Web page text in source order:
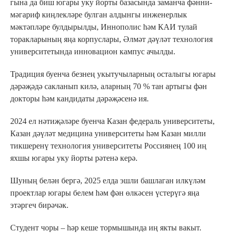
гына да биш югары уку йорты базасында заманча фәнни-
мәгариф киңлекләре булган алдынгы инженерлык
мәктәпләре булдырылды, Иннополис һәм КАИ тулай
торакларының яңа корпуслары, Әлмәт дәүләт технология
университетында инновацион кампус ачылды.
Традиция буенча безнең укытучыларның осталыгы югары
дәрәҗәдә сакланып килә, аларның 70 % тан артыгы фән
докторы һәм кандидаты дәрәҗәсенә ия.
2024 ел нәтиҗәләре буенча Казан федераль университеты,
Казан дәүләт медицина университеты һәм Казан милли
тикшеренү технология университеты Россиянең 100 иң
яхшы югары уку йорты рәтенә керә.
Шуның белән бергә, 2025 елда эшли башлаган илкүләм
проектлар югары белем һәм фән өлкәсен үстерүгә яңа
этәргеч бирәчәк.
Студент чоры – һәр кеше тормышында иң якты вакыт.